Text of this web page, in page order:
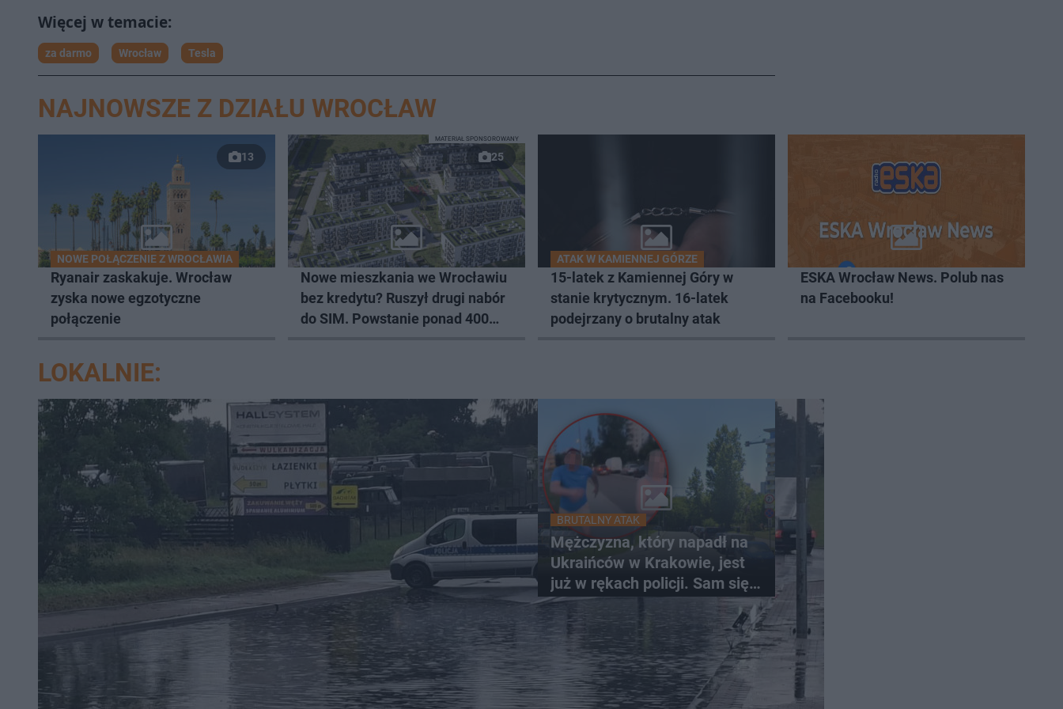
za darmo Wrocław Tesla
NAJNOWSZE Z DZIAŁU WROCŁAW
13
NOWE POŁĄCZENIE Z WROCŁAWIA
Ryanair zaskakuje. Wrocław
zyska nowe egzotyczne
połączenie
25
Nowe mieszkania we Wrocławiu
bez kredytu? Ruszył drugi nabór
do SIM. Powstanie ponad 400
MATERIAŁ SPONSOROWANY
ATAK W KAMIENNEJ GÓRZE
15-latek z Kamiennej Góry w
stanie krytycznym. 16-latek
podejrzany o brutalny atak
ESKA Wrocław News. Polub nas
na Facebooku!
LOKALNIE:
BRUTALNY ATAK
Mężczyzna, który napadł na
Ukraińców w Krakowie, jest
już w rękach policji. Sam się
zgłosił